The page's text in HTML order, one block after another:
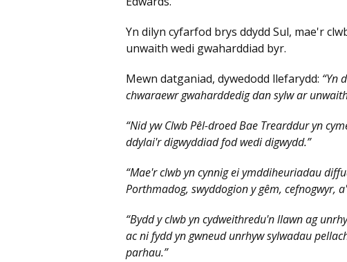
Yn dilyn cyfarfod brys ddydd Sul, mae'r
unwaith wedi gwaharddiad byr.
Mewn datganiad, dywedodd llefarydd: “Yn
chwaraewr gwaharddedig dan sylw ar
“Nid yw Clwb Pêl-droed Bae Trearddur yn
ddylai'r digwyddiad fod wedi digwydd.”
“Mae'r clwb yn cynnig ei ymddiheuriadau
Porthmadog, swyddogion y gêm, cefnogwyr,
“Bydd y clwb yn cydweithredu'n llawn ag
ac ni fydd yn gwneud unrhyw sylwadau
parhau.”